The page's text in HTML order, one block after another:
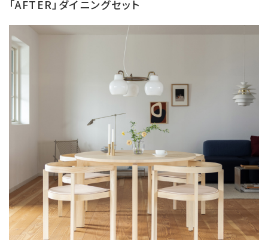
「AFTER」ダイニングセット